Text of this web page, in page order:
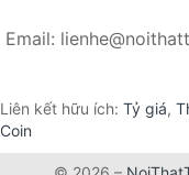
Email:
Liên kết hữu ích: Tỷ giá,
Coin